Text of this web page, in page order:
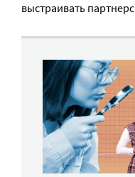
выстраивать